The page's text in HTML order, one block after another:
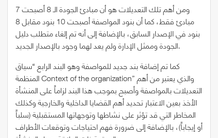
ومن أهم تلك التعديلات هو أن مبادئ الجودة الـ 8 أصبحت 7
مبادئ فقط، كما أن بنود المواصفة أصبحت 10 بنود مقابل 8
بنود في الإصدار السابق، بالإضافة إلى أنه تم إلغاء متطلب دليل
الجودة وممثل الإدارة ولم يعد لهما وجود بالإصدار الجديد.
كما تم إضافة بند جديد للمواصفة وهو البند الرابع “سياق
المنظمة Context of the organization” والذي يعتبر من أهم
التعديلات بالمواصفة وأصبح بموجب هذا البند لزاماً على المنشأة
الأخذ بعين الاعتبار تحديد أهم القضايا الداخلية والخارجية وكذلك
المخاطر التي قد تؤثر على نشاطها وتوجهاتها المستقبلية (سلباً
أو إيجاباً)، بالإضافة إلى ضرورة فهم احتياجات وتوقعات الأطراف